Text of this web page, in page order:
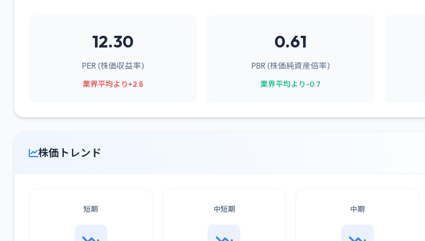
12.30
PER (株価収益率)
業界平均より+2.8
0.61
PBR (株価純資産倍率)
業界平均より-0.7
株価トレンド
短期 中短期 中期